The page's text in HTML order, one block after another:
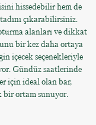
hissedebilir hem de
çıkarabilirsiniz.
alanları ve dikkat
bir kez daha ortaya
içecek seçenekleriyle
Gündüz saatlerinde
için ideal olan bar,
bir ortam sunuyor.